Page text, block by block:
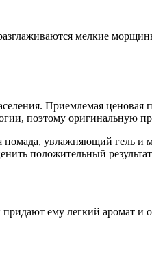
мелкие
Приемлемая ценовая
поэтому оригинальную
помада, увлажняющий гель и
положительный
ему легкий аромат и